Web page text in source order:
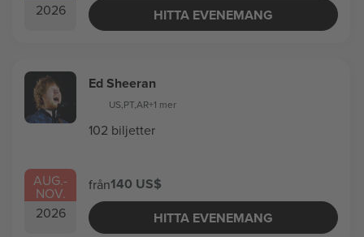
2026
HITTA EVENEMANG
AUG.-
NOV.
2026
Ed Sheeran
US,PT,AR+1 mer
102 biljetter
från140 US$
HITTA EVENEMANG